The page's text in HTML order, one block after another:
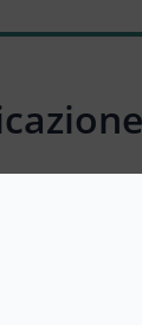
Marche MC,